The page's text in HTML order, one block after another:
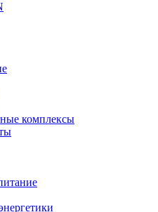
комплексы